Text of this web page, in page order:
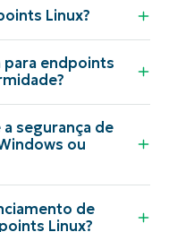
Linux?
para endpoints
segurança de
ou
de
Linux?